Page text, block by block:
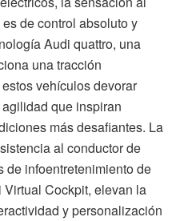
de control absoluto y
Audi quattro, una
una tracción
vehículos devorar
que inspiran
más desafiantes. La
al conductor de
de infoentretenimiento de
Cockpit, elevan la
y personalización